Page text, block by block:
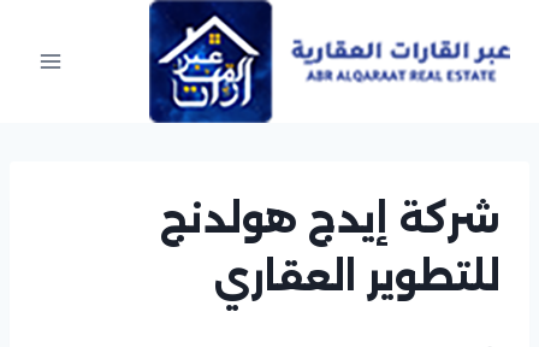
content
شركة إيدج هولدنج
للتطوير العقاري